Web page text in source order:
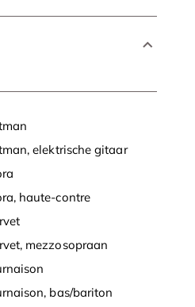
elektrische gitaar
haute-contre
mezzosopraan
bas/bariton